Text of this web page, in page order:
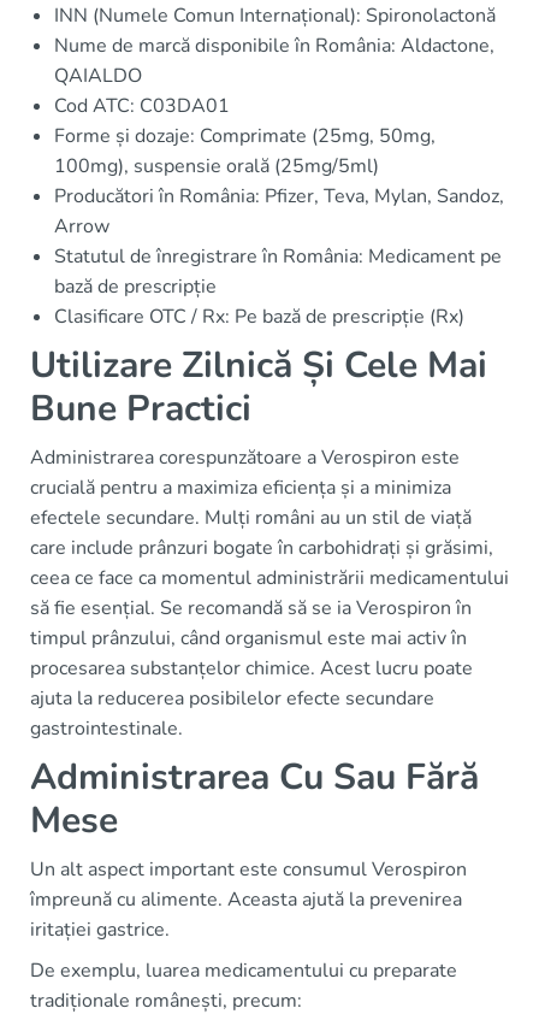
INN (Numele Comun Internațional): Spironolactonă
Nume de marcă disponibile în România: Aldactone,
QAIALDO
Cod ATC: C03DA01
Forme și dozaje: Comprimate (25mg, 50mg,
100mg), suspensie orală (25mg/5ml)
Producători în România: Pfizer, Teva, Mylan, Sandoz,
Arrow
Statutul de înregistrare în România: Medicament pe
bază de prescripție
Clasificare OTC / Rx: Pe bază de prescripție (Rx)
Utilizare Zilnică Și Cele Mai
Bune Practici
Administrarea corespunzătoare a Verospiron este
crucială pentru a maximiza eficiența și a minimiza
efectele secundare. Mulți români au un stil de viață
care include prânzuri bogate în carbohidrați și grăsimi,
ceea ce face ca momentul administrării medicamentului
să fie esențial. Se recomandă să se ia Verospiron în
timpul prânzului, când organismul este mai activ în
procesarea substanțelor chimice. Acest lucru poate
ajuta la reducerea posibilelor efecte secundare
gastrointestinale.
Administrarea Cu Sau Fără
Mese
Un alt aspect important este consumul Verospiron
împreună cu alimente. Aceasta ajută la prevenirea
iritației gastrice.
De exemplu, luarea medicamentului cu preparate
tradiționale românești, precum: